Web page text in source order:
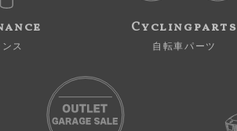
ス
Cyclingparts
自転車パーツ